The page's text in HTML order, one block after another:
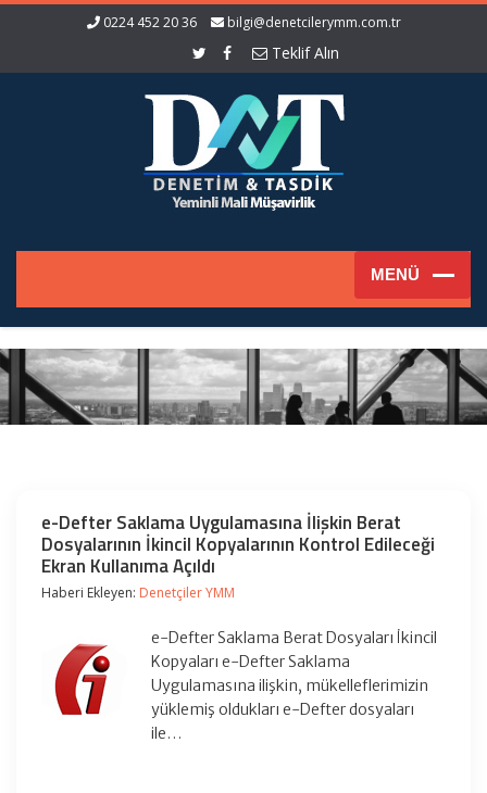
0224 452 20 36 bilgi@denetcilerymm.com.tr
Teklif Alın
e-Defter Saklama Uygulamasına İlişkin Berat
Dosyalarının İkincil Kopyalarının Kontrol Edileceği
Ekran Kullanıma Açıldı
Haberi Ekleyen: Denetçiler YMM
e-Defter Saklama Berat Dosyaları İkincil
Kopyaları e-Defter Saklama
Uygulamasına ilişkin, mükelleflerimizin
yüklemiş oldukları e-Defter dosyaları
ile…